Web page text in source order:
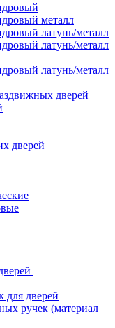
металл
латунь/металл
латунь/металл
латунь/металл
дверей
дверей
для дверей
ручек (материал